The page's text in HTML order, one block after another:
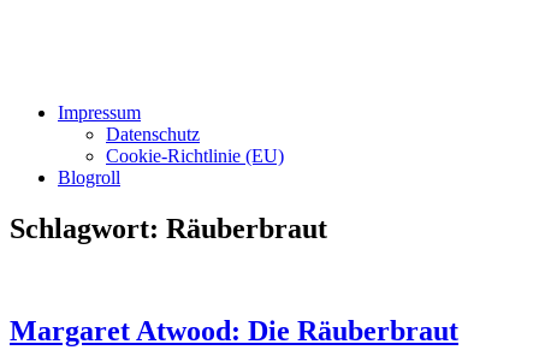
Impressum
Datenschutz
Cookie-Richtlinie (EU)
Blogroll
Schlagwort: Räuberbraut
Margaret Atwood: Die Räuberbraut